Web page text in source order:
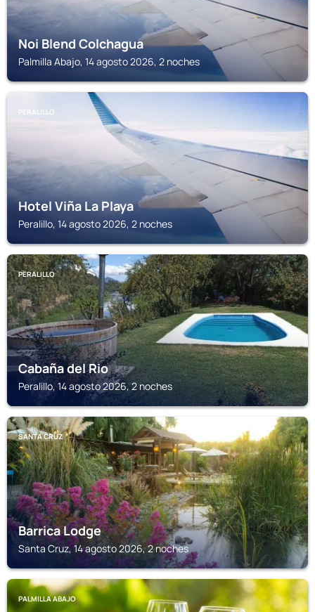
Noi Blend Colchagua
Palmilla Abajo, 14 agosto 2026, 2 noches
PERALILLO
Hotel Viña La Playa
Peralillo, 14 agosto 2026, 2 noches
PERALILLO
Cabaña del Rio
Peralillo, 14 agosto 2026, 2 noches
SANTA CRUZ
Barrica Lodge
Santa Cruz, 14 agosto 2026, 2 noches
PALMILLA ABAJO